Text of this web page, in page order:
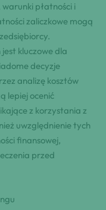
płatności i
zaliczkowe mogą
kluczowe dla
decyzje
analizę kosztów
lepiej ocenić
z korzystania z
uwzględnienie tych
finansowej,
przed